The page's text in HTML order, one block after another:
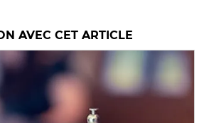
AVEC CET ARTICLE